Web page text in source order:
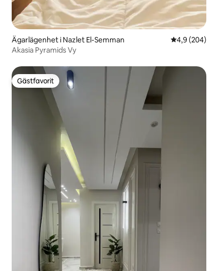
Ägarlägenhet i Nazlet El-Semman 4,9 av 5 i
4,9 (204)
Akasia Pyramids Vy
Gästfavorit
Gästfavorit